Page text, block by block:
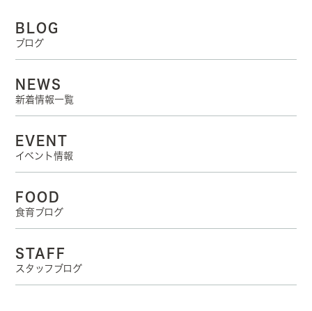
BLOG
ブログ
NEWS
新着情報一覧
EVENT
イベント情報
FOOD
食育ブログ
STAFF
スタッフブログ